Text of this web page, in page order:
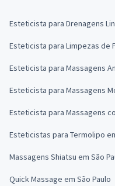
Esteticista para Drenagens
Esteticista para Limpezas de
Esteticista para Massagens
Esteticista para Massagens
Esteticista para Massagens
Esteticistas para Termolipo
Massagens Shiatsu em São
Quick Massage em São Paulo